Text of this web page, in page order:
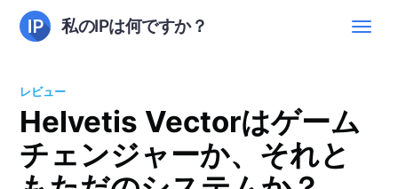
私のIPは何ですか？
レビュー
Helvetis Vectorはゲーム
チェンジャーか、それと